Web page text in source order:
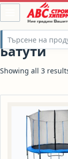
Батути
Showing all 3